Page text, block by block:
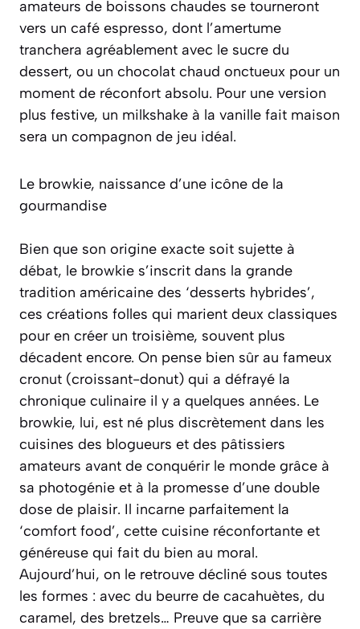
amateurs de boissons chaudes se tourneront
vers un café espresso, dont l’amertume
tranchera agréablement avec le sucre du
dessert, ou un chocolat chaud onctueux pour un
moment de réconfort absolu. Pour une version
plus festive, un milkshake à la vanille fait maison
sera un compagnon de jeu idéal.
Le browkie, naissance d’une icône de la
gourmandise
Bien que son origine exacte soit sujette à
débat, le browkie s’inscrit dans la grande
tradition américaine des ‘desserts hybrides’,
ces créations folles qui marient deux classiques
pour en créer un troisième, souvent plus
décadent encore. On pense bien sûr au fameux
cronut (croissant-donut) qui a défrayé la
chronique culinaire il y a quelques années. Le
browkie, lui, est né plus discrètement dans les
cuisines des blogueurs et des pâtissiers
amateurs avant de conquérir le monde grâce à
sa photogénie et à la promesse d’une double
dose de plaisir. Il incarne parfaitement la
‘comfort food’, cette cuisine réconfortante et
généreuse qui fait du bien au moral.
Aujourd’hui, on le retrouve décliné sous toutes
les formes : avec du beurre de cacahuètes, du
caramel, des bretzels… Preuve que sa carrière